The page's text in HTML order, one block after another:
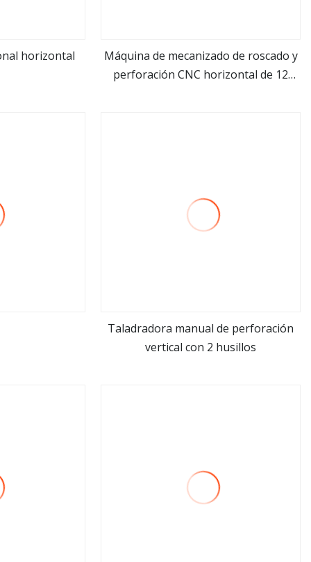
horizontal
ver más
Máquina de mecanizado de roscado y
perforación CNC horizontal de 12
ver más
Taladradora manual de perforación
vertical con 2 husillos